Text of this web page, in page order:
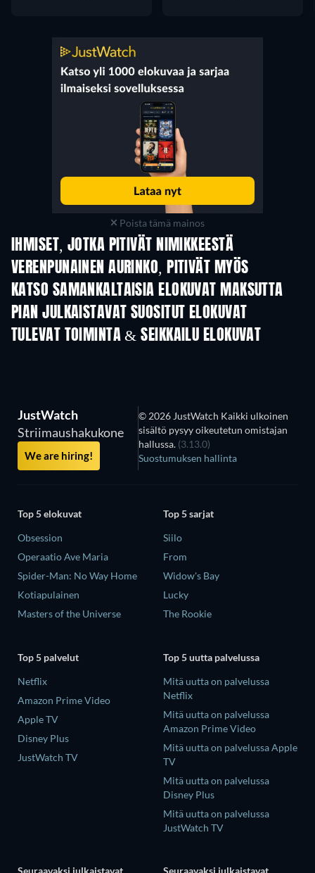
Poista tämä mainos
IHMISET, JOTKA PITIVÄT NIMIKKEESTÄ
VERENPUNAINEN AURINKO, PITIVÄT MYÖS
KATSO SAMANKALTAISIA ELOKUVAT MAKSUTTA
PIAN JULKAISTAVAT SUOSITUT ELOKUVAT
TULEVAT TOIMINTA & SEIKKAILU ELOKUVAT
JustWatch
Striimaushakukone
We are hiring!
© 2026 JustWatch Kaikki ulkoinen
sisältö pysyy oikeutetun omistajan
hallussa. (3.13.0)
Suostumuksen hallinta
Top 5 elokuvat
Obsession
Operaatio Ave Maria
Spider-Man: No Way Home
Kotiapulainen
Masters of the Universe
Top 5 sarjat
Siilo
From
Widow's Bay
Lucky
The Rookie
Top 5 palvelut
Netflix
Amazon Prime Video
Apple TV
Disney Plus
JustWatch TV
Top 5 uutta palvelussa
Mitä uutta on palvelussa
Netflix
Mitä uutta on palvelussa
Amazon Prime Video
Mitä uutta on palvelussa Apple
TV
Mitä uutta on palvelussa
Disney Plus
Mitä uutta on palvelussa
JustWatch TV